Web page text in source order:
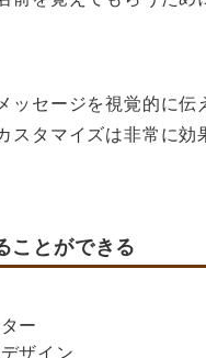
ッセージを視覚的に伝
スタマイズは非常に効
ことができる
ー
ザイン